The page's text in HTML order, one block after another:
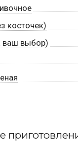
косточек)
ваш выбор)